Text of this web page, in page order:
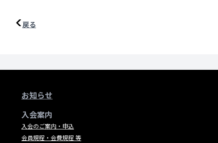
戻る
お知らせ
入会案内
入会のご案内・申込
会員規程・会費規程 等